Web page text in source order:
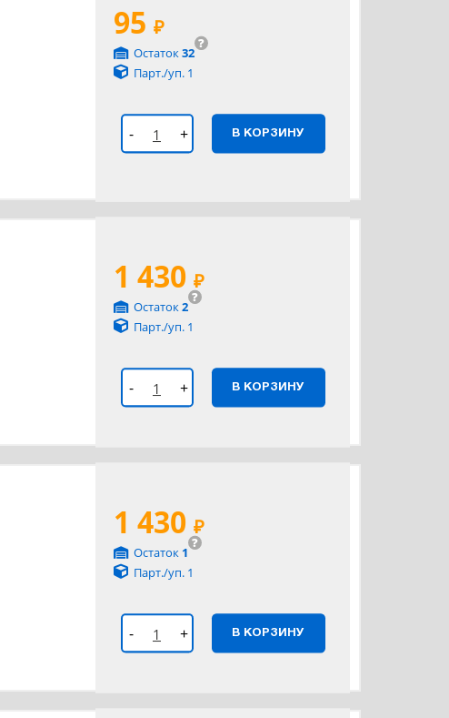
95 ₽
?
Остаток32
Парт./уп. 1
- + В КОРЗИНУ
1 430 ₽
?
Остаток2
Парт./уп. 1
- + В КОРЗИНУ
1 430 ₽
?
Остаток 1
Парт./уп. 1
- + В КОРЗИНУ